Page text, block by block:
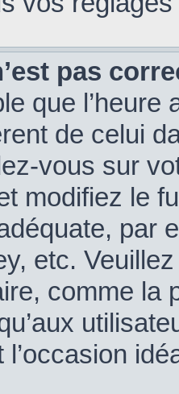
pas
que
de celui
vous sur
modifiez le
par
etc.
comme la
l’occasion